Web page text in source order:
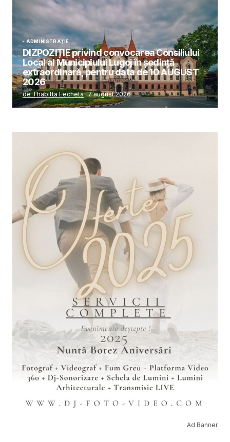
ADMINISTRAȚIE
DIZPOZIȚIE privind convocarea Consiliului
Local al Municipiului Lugoj în şedinţă
extraordinară, pentru data de 10 AUGUST
2026
de Thabitta Fecheta 7 august 2026
Ad Banner